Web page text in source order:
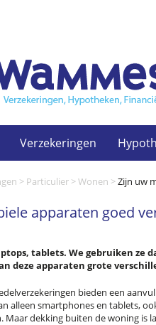
> Particulier >Wonen >Zijn uw
apparaten goed
tablets. We gebruiken ze
deze apparaten grote
bieden een
alleen smartphones en tablets,
Maar dekking buiten de woning is
Verzekeringen